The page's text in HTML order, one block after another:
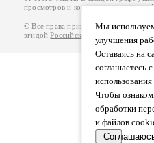
Мы
улучшения
Оставаясь на
соглашаетесь
Чтобы
обработки
и файлов
просмотров и количество
© Все права принадлежат авторам,
эгидойРоссийского союза писателей